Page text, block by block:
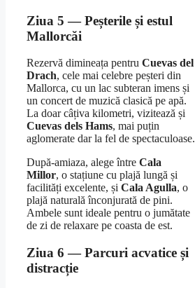
Ziua 5 — Peșterile și estul
Mallorcăi
Rezervă dimineața pentru Cuevas del
Drach, cele mai celebre peșteri din
Mallorca, cu un lac subteran imens și
un concert de muzică clasică pe apă.
La doar câțiva kilometri, vizitează și
Cuevas dels Hams, mai puțin
aglomerate dar la fel de spectaculoase.
După-amiaza, alege între Cala
Millor, o stațiune cu plajă lungă și
facilități excelente, și Cala Agulla, o
plajă naturală înconjurată de pini.
Ambele sunt ideale pentru o jumătate
de zi de relaxare pe coasta de est.
Ziua 6 — Parcuri acvatice și
distracție